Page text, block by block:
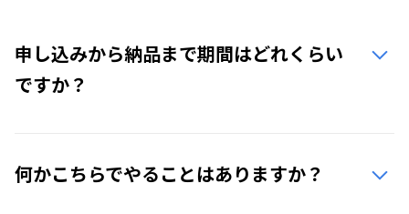
申し込みから納品まで期間はどれくらい
ですか？
何かこちらでやることはありますか？